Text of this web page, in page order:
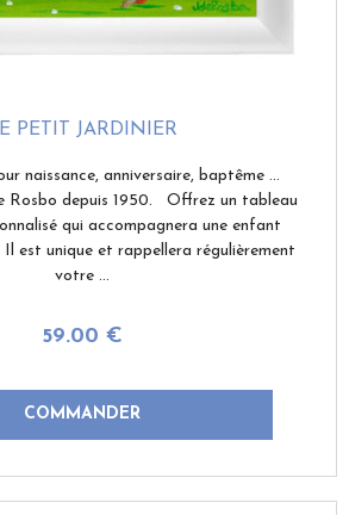
PETIT JARDINIER
59.00 €
naissance, anniversaire, baptême ...
Rosbo depuis 1950. Offrez un tableau
qui accompagnera une enfant
Il est unique et rappellera régulièrement
votre ...